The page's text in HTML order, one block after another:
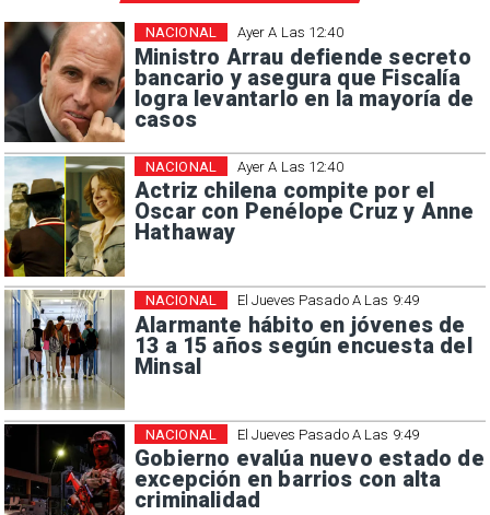
Ayer A Las 12:40
Ministro Arrau defiende secreto
bancario y asegura que Fiscalía
logra levantarlo en la mayoría de
casos
NACIONAL
Ayer A Las 12:40
Actriz chilena compite por el
Oscar con Penélope Cruz y Anne
Hathaway
NACIONAL
El Jueves Pasado A Las 9:49
Alarmante hábito en jóvenes de
13 a 15 años según encuesta del
Minsal
NACIONAL
El Jueves Pasado A Las 9:49
Gobierno evalúa nuevo estado de
excepción en barrios con alta
criminalidad
NACIONAL